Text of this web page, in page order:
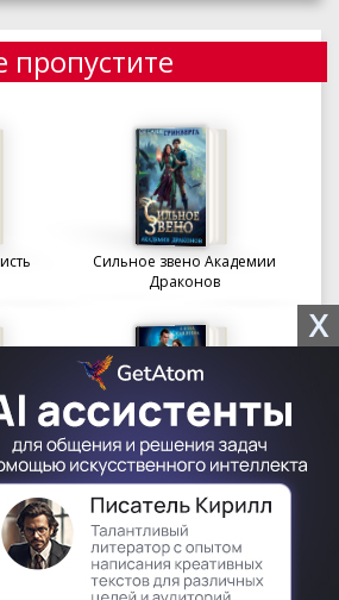
пропустите
Сильное звено Академии
Драконов
Осколки вечности в
Академии Судьбы
| contact@knigofil.org
X